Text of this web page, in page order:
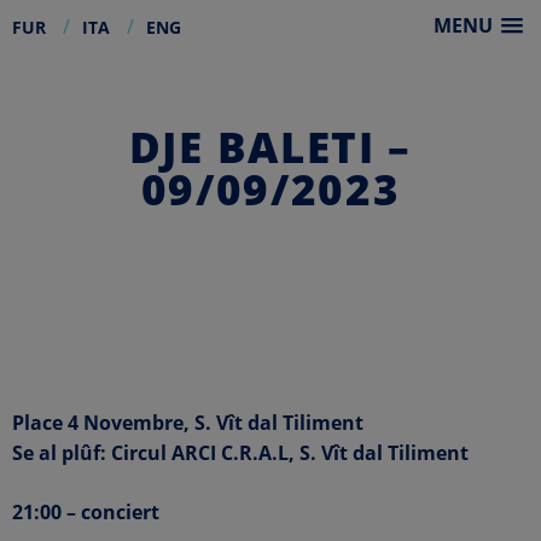
MENU
FUR ITA ENG
DJE BALETI –
09/09/2023
Place 4 Novembre, S. Vît dal Tiliment
Se al plûf: Circul ARCI C.R.A.L, S. Vît dal Tiliment
21:00 – conciert